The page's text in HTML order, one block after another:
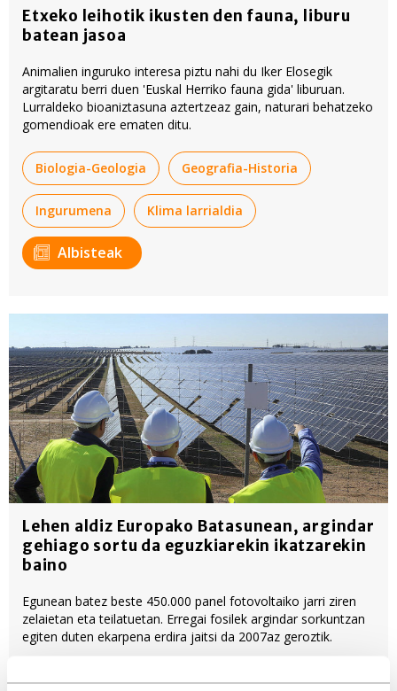
Etxeko leihotik ikusten den fauna, liburu
batean jasoa
Animalien inguruko interesa piztu nahi du Iker Elosegik
argitaratu berri duen 'Euskal Herriko fauna gida' liburuan.
Lurraldeko bioaniztasuna aztertzeaz gain, naturari behatzeko
gomendioak ere ematen ditu.
Biologia-Geologia Geografia-Historia
Ingurumena Klima larrialdia
Albisteak
Lehen aldiz Europako Batasunean, argindar
gehiago sortu da eguzkiarekin ikatzarekin
baino
Egunean batez beste 450.000 panel fotovoltaiko jarri ziren
zelaietan eta teilatuetan. Erregai fosilek argindar sorkuntzan
egiten duten ekarpena erdira jaitsi da 2007az geroztik.
Biologia-Geologia Ekonomia-Ekintzailetza